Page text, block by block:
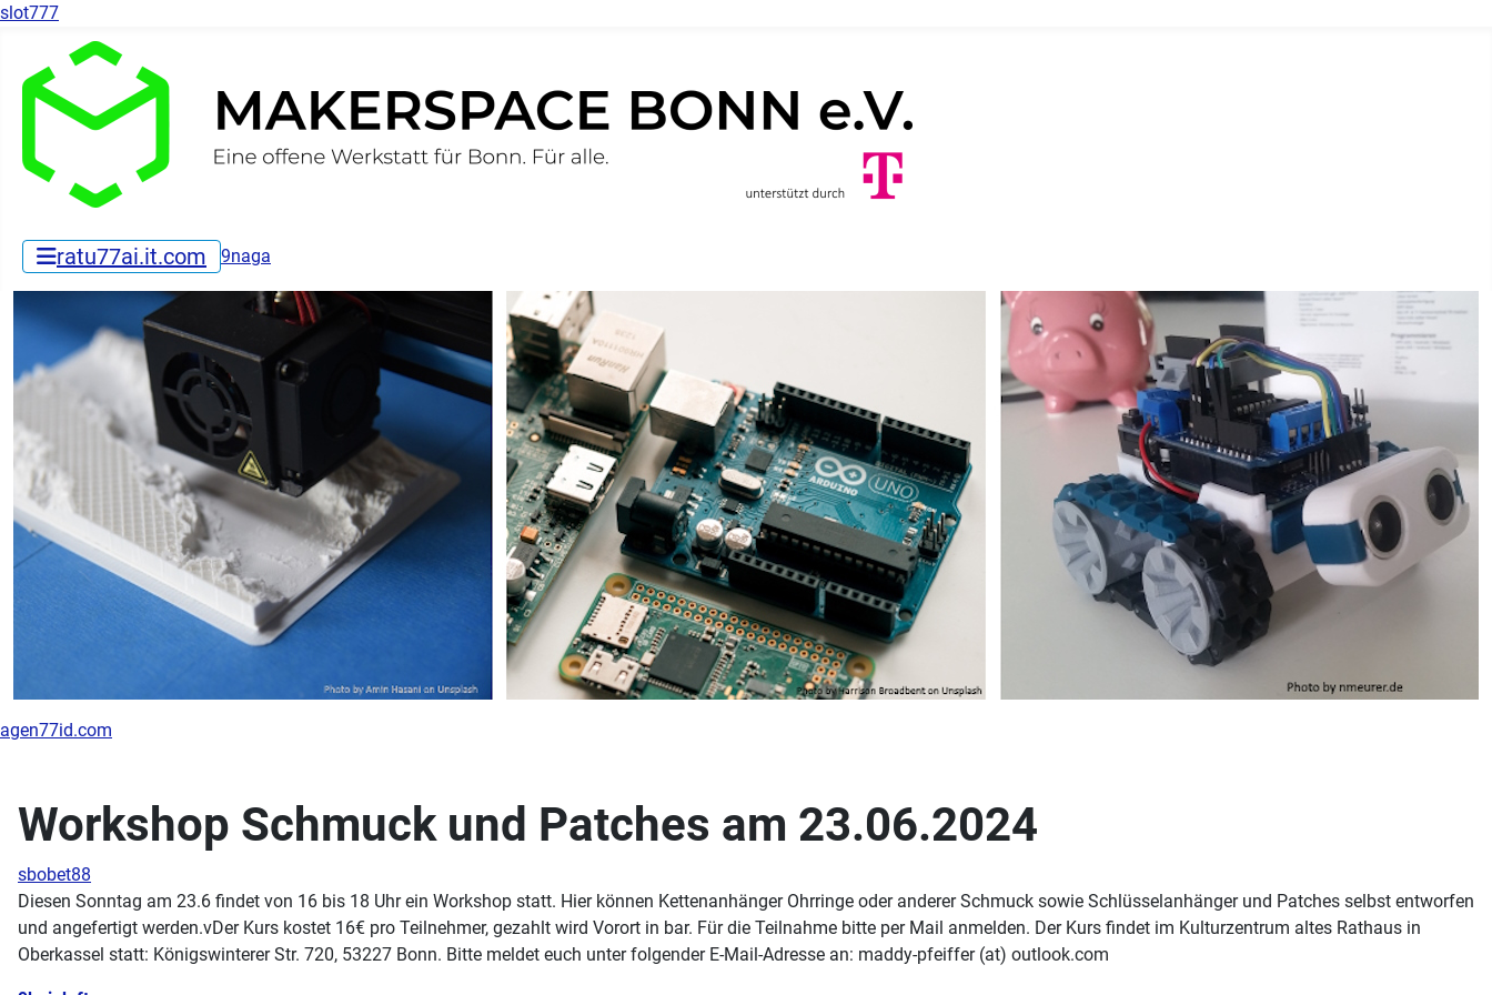
slot777
ratu77ai.it.com 9naga
agen77id.com
Workshop Schmuck und Patches am 23.06.2024
sbobet88
Diesen Sonntag am 23.6 findet von 16 bis 18 Uhr ein Workshop statt. Hier können Kettenanhänger Ohrringe oder anderer Schmuck sowie Schlüsselanhänger und Patches selbst entworfen
und angefertigt werden.vDer Kurs kostet 16€ pro Teilnehmer, gezahlt wird Vorort in bar. Für die Teilnahme bitte per Mail anmelden. Der Kurs findet im Kulturzentrum altes Rathaus in
Oberkassel statt: Königswinterer Str. 720, 53227 Bonn. Bitte meldet euch unter folgender E-Mail-Adresse an: maddy-pfeiffer (at) outlook.com